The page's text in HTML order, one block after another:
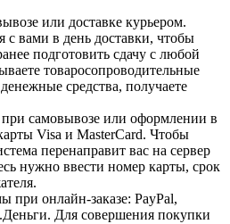
или доставке курьером.
с вами в день доставки, чтобы
подготовить сдачу с любой
товаросопроводительные
средства, получаете
самовывозе или оформлении в
Visa и MasterCard. Чтобы
перенаправит вас на сервер
нужно ввести номер карты, срок
при онлайн-заказе: PayPal,
Для совершения покупки